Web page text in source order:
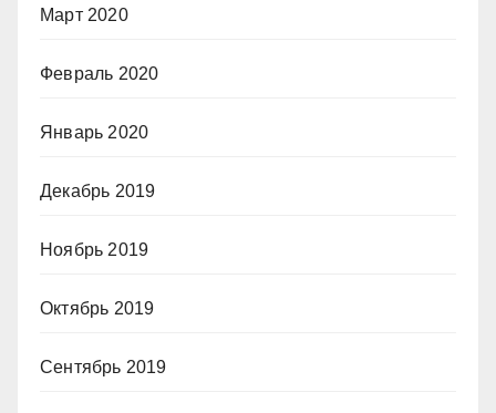
Март 2020
Февраль 2020
Январь 2020
Декабрь 2019
Ноябрь 2019
Октябрь 2019
Сентябрь 2019